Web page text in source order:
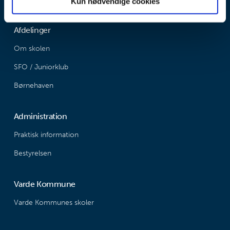
Afdelinger
Om skolen
SFO / Juniorklub
Børnehaven
Administration
Praktisk information
Bestyrelsen
Varde Kommune
Varde Kommunes skoler